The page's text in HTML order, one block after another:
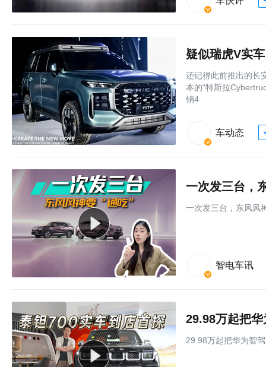
疑似瑞虎V实
还记得此前推出的长
本的“特斯拉
销4
车动态
一次发三台，
一次发三台，东风风
智电车讯
29.98万起把
29.98万起把华为智